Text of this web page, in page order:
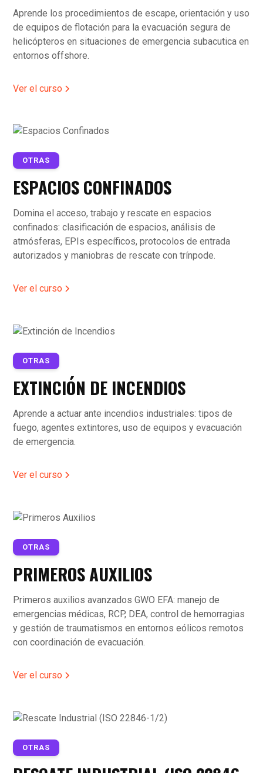
Aprende los procedimientos de escape, orientación y uso
de equipos de flotación para la evacuación segura de
helicópteros en situaciones de emergencia subacutica en
entornos offshore.
Ver el curso
OTRAS
ESPACIOS CONFINADOS
Domina el acceso, trabajo y rescate en espacios
confinados: clasificación de espacios, análisis de
atmósferas, EPIs específicos, protocolos de entrada
autorizados y maniobras de rescate con trínpode.
Ver el curso
OTRAS
EXTINCIÓN DE INCENDIOS
Aprende a actuar ante incendios industriales: tipos de
fuego, agentes extintores, uso de equipos y evacuación
de emergencia.
Ver el curso
OTRAS
PRIMEROS AUXILIOS
Primeros auxilios avanzados GWO EFA: manejo de
emergencias médicas, RCP, DEA, control de hemorragias
y gestión de traumatismos en entornos eólicos remotos
con coordinación de evacuación.
Ver el curso
OTRAS